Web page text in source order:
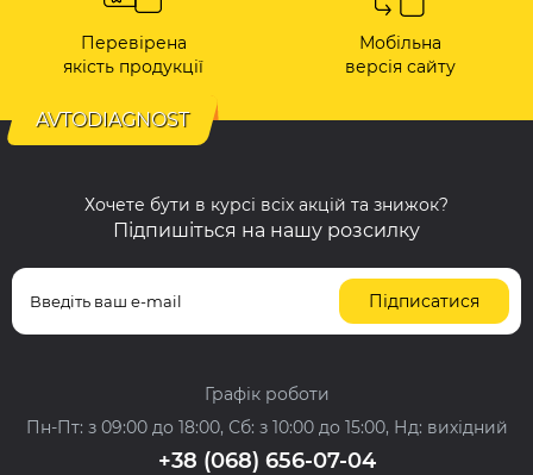
Перевірена
якість продукції
Мобільна
версія сайту
AVTODIAGNOST
Хочете бути в курсі всіх акцій та знижок?
Підпишіться на нашу розсилку
Підписатися
Графік роботи
Пн-Пт: з 09:00 до 18:00, Сб: з 10:00 до 15:00, Нд: вихідний
+38 (068) 656-07-04